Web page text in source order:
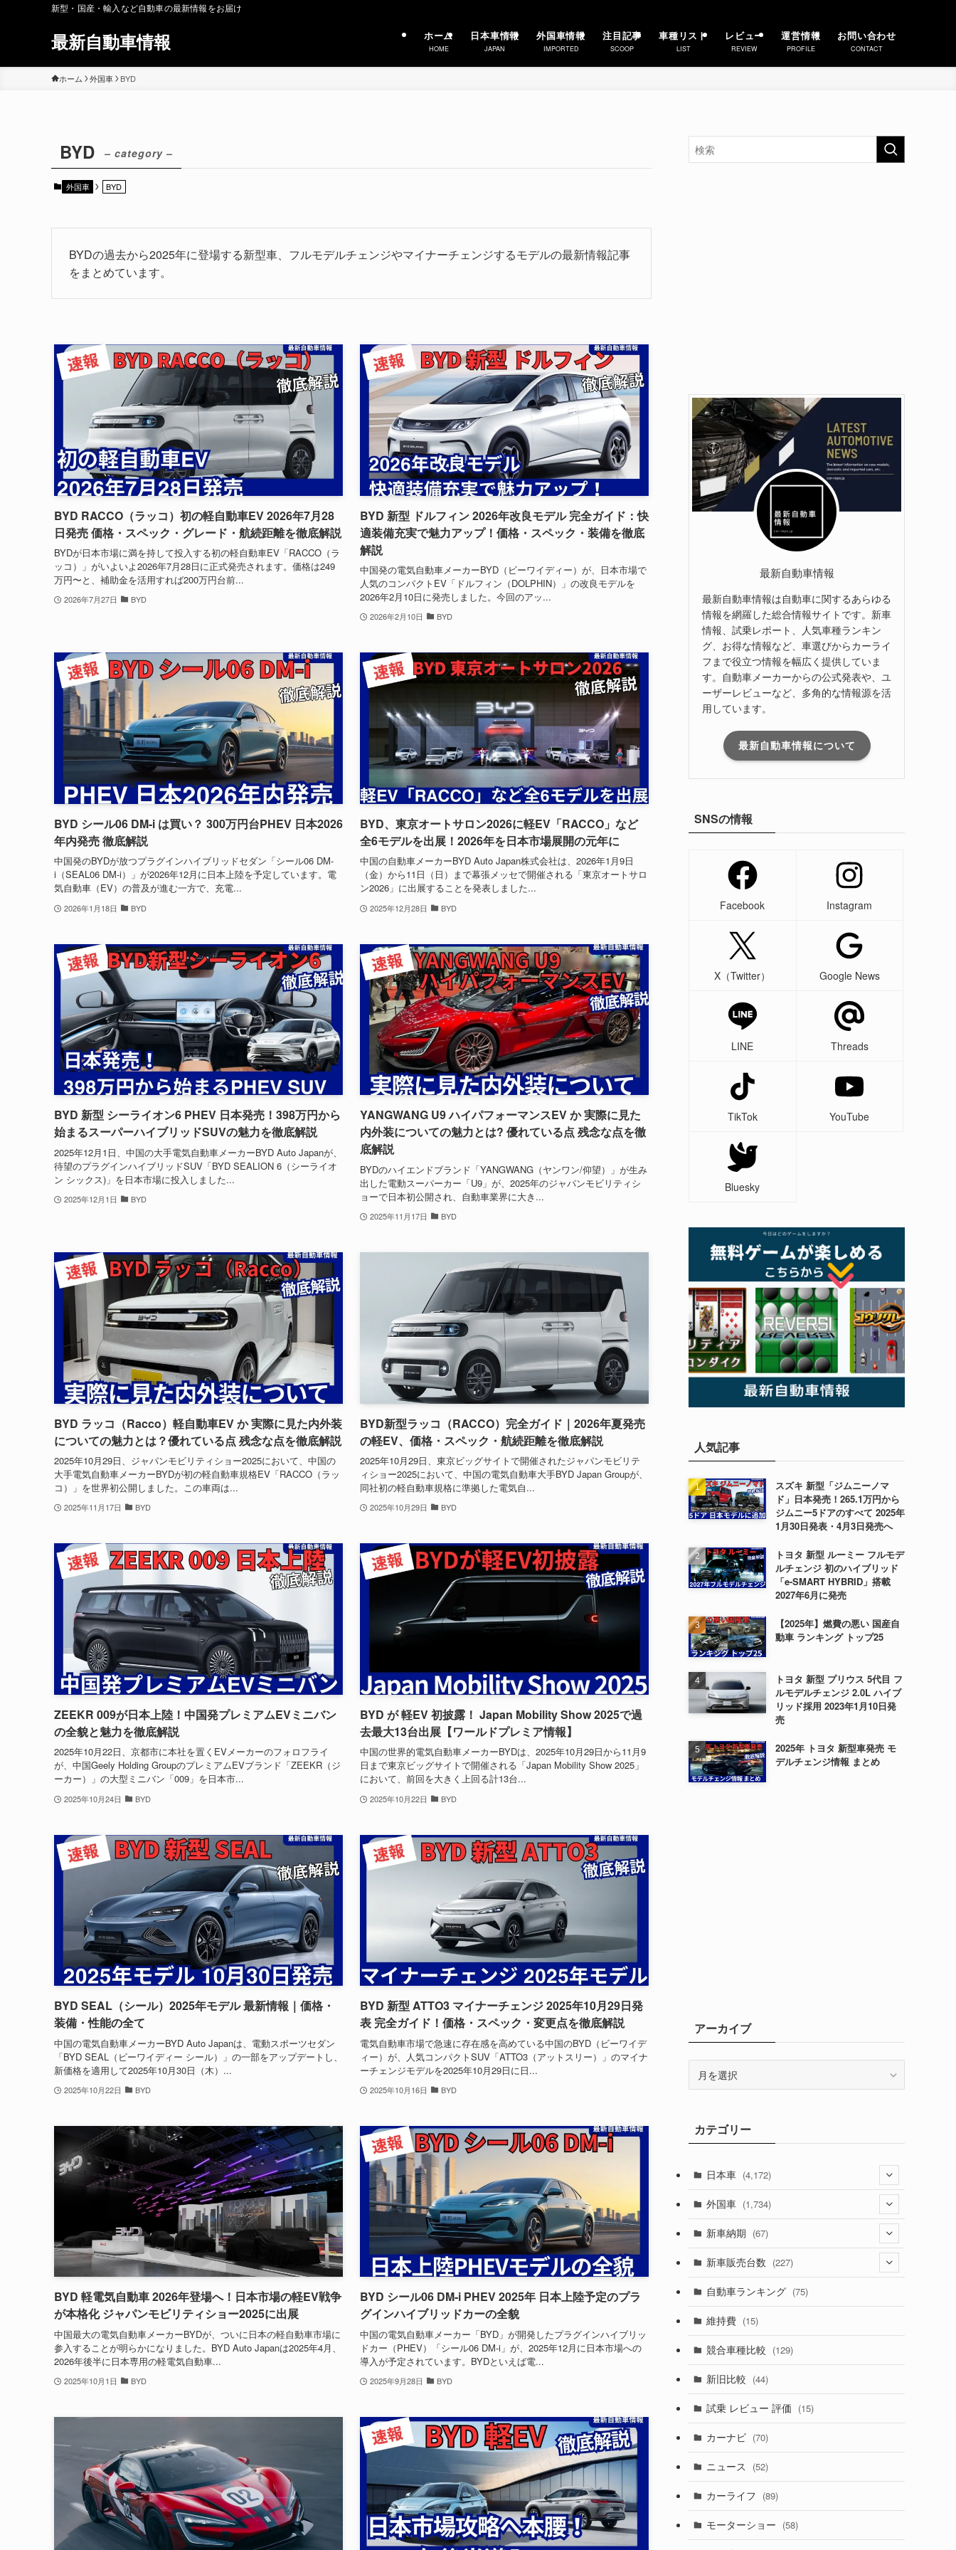
新型・国産・輸入など自動車の最新情報をお届け
最新自動車情報 ホーム
HOME
日本車情報
JAPAN
外国車情報
IMPORTED
注目記事
SCOOP
車種リスト
LIST
レビュー
REVIEW
運営情報
PROFILE
お問い合わせ
CONTACT
ホーム 外国車 BYD
BYD – category –
外国車 BYD
BYDの過去から2025年に登場する新型車、フルモデルチェンジやマイナーチェンジするモデルの最新情報記事
をまとめています。
BYD RACCO（ラッコ）初の軽自動車EV 2026年7月28
日発売 価格・スペック・グレード・航続距離を徹底解説
BYDが日本市場に満を持して投入する初の軽自動車EV「RACCO（ラ
ッコ）」がいよいよ2026年7月28日に正式発売されます。価格は249
万円〜と、補助金を活用すれば200万円台前...
2026年7月27日 BYD
BYD 新型 ドルフィン 2026年改良モデル 完全ガイド：快
適装備充実で魅力アップ！価格・スペック・装備を徹底
解説
中国発の電気自動車メーカーBYD（ビーワイディー）が、日本市場で
人気のコンパクトEV「ドルフィン（DOLPHIN）」の改良モデルを
2026年2月10日に発売しました。今回のアッ...
2026年2月10日 BYD
BYD シール06 DM-i は買い？ 300万円台PHEV 日本2026
年内発売 徹底解説
中国発のBYDが放つプラグインハイブリッドセダン「シール06 DM-
i（SEAL06 DM-i）」が2026年12月に日本上陸を予定しています。電
気自動車（EV）の普及が進む一方で、充電...
2026年1月18日 BYD
BYD、東京オートサロン2026に軽EV「RACCO」など
全6モデルを出展！2026年を日本市場展開の元年に
中国の自動車メーカーBYD Auto Japan株式会社は、2026年1月9日
（金）から11日（日）まで幕張メッセで開催される「東京オートサロ
ン2026」に出展することを発表しました...
2025年12月28日 BYD
BYD 新型 シーライオン6 PHEV 日本発売！398万円から
始まるスーパーハイブリッドSUVの魅力を徹底解説
2025年12月1日、中国の大手電気自動車メーカーBYD Auto Japanが、
待望のプラグインハイブリッドSUV「BYD SEALION 6（シーライオ
ン シックス)」を日本市場に投入しました...
2025年12月1日 BYD
YANGWANG U9 ハイパフォーマンスEV か 実際に見た
内外装についての魅力とは? 優れている点 残念な点を徹
底解説
BYDのハイエンドブランド「YANGWANG（ヤンワン/仰望）」が生み
出した電動スーパーカー「U9」が、2025年のジャパンモビリティシ
ョーで日本初公開され、自動車業界に大き...
2025年11月17日 BYD
BYD ラッコ（Racco）軽自動車EV か 実際に見た内外装
についての魅力とは？優れている点 残念な点を徹底解説
2025年10月29日、ジャパンモビリティショー2025において、中国の
大手電気自動車メーカーBYDが初の軽自動車規格EV「RACCO（ラッ
コ）」を世界初公開しました。この車両は...
2025年11月17日 BYD
BYD新型ラッコ（RACCO）完全ガイド｜2026年夏発売
の軽EV、価格・スペック・航続距離を徹底解説
2025年10月29日、東京ビッグサイトで開催されたジャパンモビリテ
ィショー2025において、中国の電気自動車大手BYD Japan Groupが、
同社初の軽自動車規格に準拠した電気自...
2025年10月29日 BYD
ZEEKR 009が日本上陸！中国発プレミアムEVミニバン
の全貌と魅力を徹底解説
2025年10月22日、京都市に本社を置くEVメーカーのフォロフライ
が、中国Geely Holding GroupのプレミアムEVブランド「ZEEKR（ジ
ーカー）」の大型ミニバン「009」を日本市...
2025年10月24日 BYD
BYD が 軽EV 初披露！ Japan Mobility Show 2025で過
去最大13台出展【ワールドプレミア情報】
中国の世界的電気自動車メーカーBYDは、2025年10月29日から11月9
日まで東京ビッグサイトで開催される「Japan Mobility Show 2025」
において、前回を大きく上回る計13台...
2025年10月22日 BYD
BYD SEAL（シール）2025年モデル 最新情報｜価格・
装備・性能の全て
中国の電気自動車メーカーBYD Auto Japanは、電動スポーツセダン
「BYD SEAL（ビーワイディー シール）」の一部をアップデートし、
新価格を適用して2025年10月30日（木）...
2025年10月22日 BYD
BYD 新型 ATTO3 マイナーチェンジ 2025年10月29日発
表 完全ガイド！価格・スペック・変更点を徹底解説
電気自動車市場で急速に存在感を高めている中国のBYD（ビーワイデ
ィー）が、人気コンパクトSUV「ATTO3（アットスリー）」のマイナ
ーチェンジモデルを2025年10月29日に日...
2025年10月16日 BYD
BYD 軽電気自動車 2026年登場へ！日本市場の軽EV戦争
が本格化 ジャパンモビリティショー2025に出展
中国最大の電気自動車メーカーBYDが、ついに日本の軽自動車市場に
参入することが明らかになりました。BYD Auto Japanは2025年4月、
2026年後半に日本専用の軽電気自動車...
2025年10月1日 BYD
BYD シール06 DM-i PHEV 2025年 日本上陸予定のプラ
グインハイブリッドカーの全貌
中国の電気自動車メーカー「BYD」が開発したプラグインハイブリッ
ドカー（PHEV）「シール06 DM-i」が、2025年12月に日本市場への
導入が予定されています。BYDといえば電...
2025年9月28日 BYD
最新自動車情報
最新自動車情報は自動車に関するあらゆる
情報を網羅した総合情報サイトです。新車
情報、試乗レポート、人気車種ランキン
グ、お得な情報など、車選びからカーライ
フまで役立つ情報を幅広く提供していま
す。自動車メーカーからの公式発表や、ユ
ーザーレビューなど、多角的な情報源を活
用しています。
最新自動車情報について
SNSの情報
Facebook Instagram
X（Twitter） Google News
LINE Threads
TikTok YouTube
Bluesky
人気記事
スズキ 新型「ジムニーノマ
ド」日本発売！265.1万円から
ジムニー5ドアのすべて 2025年
1月30日発表・4月3日発売へ
トヨタ 新型 ルーミー フルモデ
ルチェンジ 初のハイブリッド
「e-SMART HYBRID」搭載
2027年6月に発売
【2025年】燃費の悪い 国産自
動車 ランキング トップ25
トヨタ 新型 プリウス 5代目 フ
ルモデルチェンジ 2.0L ハイブ
リッド採用 2023年1月10日発
売
2025年 トヨタ 新型車発売 モ
デルチェンジ情報 まとめ
アーカイブ
ブカテゴリー
日本車 (4,172)
(1,321)
(329)
(525)
(357)
(328)
(194)
(230)
(253)
外国車 (1,734)
(188)
(242)
(85)
(84)
(14)
(222)
(50)
(43)
(6)
(9)
(58)
(28)
(27)
(26)
新車納期 (67)
(28)
(8)
(3)
(3)
(5)
(1)
新車販売台数 (227)
(21)
(5)
(7)
(5)
(8)
自動車ランキング (75)
維持費 (15)
競合車種比較 (129)
新旧比較 (44)
試乗 レビュー 評価 (15)
カーナビ (70)
ニュース (52)
カーライフ (89)
モーターショー (58)